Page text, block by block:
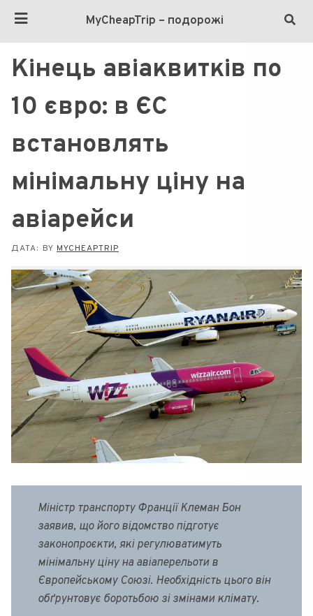
MyCheapTrip – подорожі
Кінець авіаквитків по
10 євро: в ЄС
встановлять
мінімальну ціну на
авіарейси
ДАТА: BY MYCHEAPTRIP
Міністр транспорту Франції Клеман Бон
заявив, що його відомство підготує
законопроєкти, які регулюватимуть
мінімальну ціну на авіаперельоти в
Європейському Союзі. Необхідність цього він
обґрунтовує боротьбою зі змінами клімату.